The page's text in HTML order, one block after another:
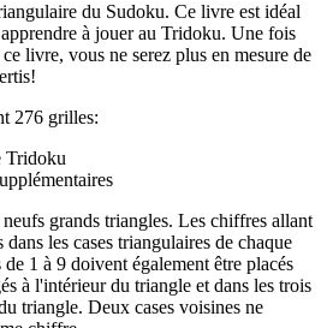
du Sudoku. Ce livre est idéal
à jouer au Tridoku. Une fois
livre, vous ne serez plus en mesure de
276 grilles:
Tridoku
grands triangles. Les chiffres allant
les cases triangulaires de chaque
1 à 9 doivent également être placés
à l'intérieur du triangle et dans les trois
triangle. Deux cases voisines ne